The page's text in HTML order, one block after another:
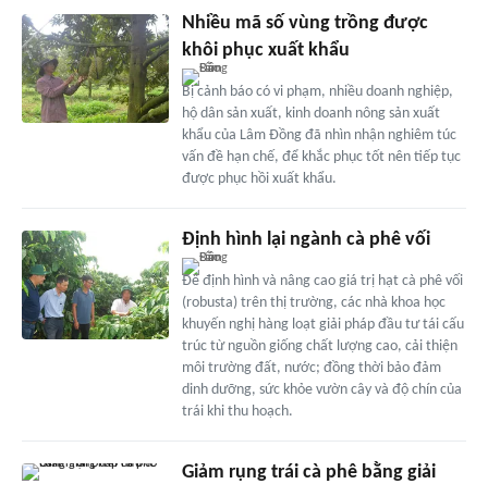
Nhiều mã số vùng trồng được
khôi phục xuất khẩu
Bị cảnh báo có vi phạm, nhiều doanh nghiệp,
hộ dân sản xuất, kinh doanh nông sản xuất
khẩu của Lâm Đồng đã nhìn nhận nghiêm túc
vấn đề hạn chế, để khắc phục tốt nên tiếp tục
được phục hồi xuất khẩu.
Định hình lại ngành cà phê vối
Để định hình và nâng cao giá trị hạt cà phê vối
(robusta) trên thị trường, các nhà khoa học
khuyến nghị hàng loạt giải pháp đầu tư tái cấu
trúc từ nguồn giống chất lượng cao, cải thiện
môi trường đất, nước; đồng thời bảo đảm
dinh dưỡng, sức khỏe vườn cây và độ chín của
trái khi thu hoạch.
Giảm rụng trái cà phê bằng giải